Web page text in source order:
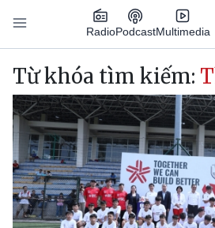
Nhảy đến nội dung
RadioPodcastMultimedia
Main navigation
Từ khóa tìm kiếm: